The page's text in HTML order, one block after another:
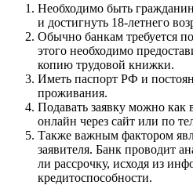
Необходимо быть
и достигнуть 18-летнего
Обычно банкам требуется
этого необходимо
копию трудовой книжки.
Иметь паспорт РФ и
проживания.
Подавать заявку можно как
онлайн через сайт или по
Также важным фактором
заявителя. Банк проводит
ли рассрочку, исходя из
кредитоспособности.